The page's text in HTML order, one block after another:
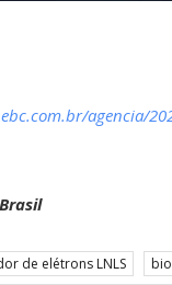
agencia/
de elétrons LNLS